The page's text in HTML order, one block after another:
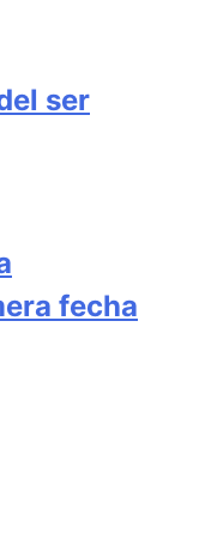
ser
fecha